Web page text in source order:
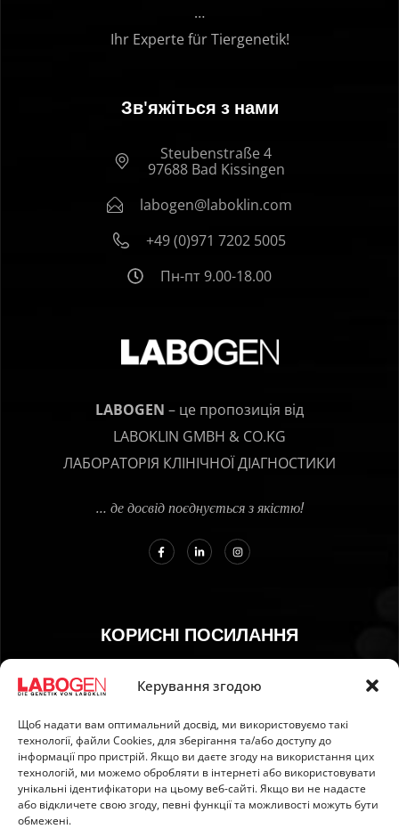
Керування згодою
Щоб надати вам оптимальний досвід, ми використовуємо такі
технології, файли Сookies, для зберігання та/або доступу до
інформації про пристрій. Якщо ви даєте згоду на використання цих
технологій, ми можемо обробляти в інтернеті або використовувати
унікальні ідентифікатори на цьому веб-сайті. Якщо ви не надасте
або відкличете свою згоду, певні функції та можливості можуть бути
обмежені.
…
Ihr Experte für Tiergenetik!
Зв'яжіться з нами
Steubenstraße 4
97688 Bad Kissingen
labogen@laboklin.com
+49 (0)971 7202 5005
Пн-пт 9.00-18.00
LABOGEN – це пропозиція від
LABOKLIN GMBH & CO.KG
ЛАБОРАТОРІЯ КЛІНІЧНОЇ ДІАГНОСТИКИ
… де досвід поєднується з якістю!
КОРИСНІ ПОСИЛАННЯ
01. Інструкція з відбору зразків
03. Відбиток
04. Захист інформації
05. Загальні умови
06. Політика ануляції